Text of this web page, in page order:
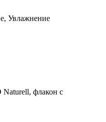
Увлажнение
флакон с